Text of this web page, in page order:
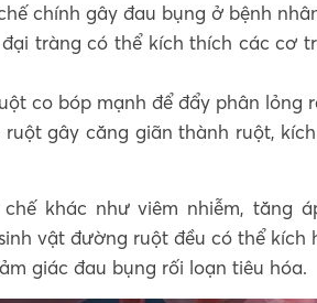
chính gây đau bụng ở bệnh
đại tràng có thể kích thích các cơ
co bóp mạnh để đẩy phân lỏng
ruột gây căng giãn thành ruột,
khác như viêm nhiễm, tăng
vật đường ruột đều có thể
giác đau bụng rối loạn tiêu hóa.